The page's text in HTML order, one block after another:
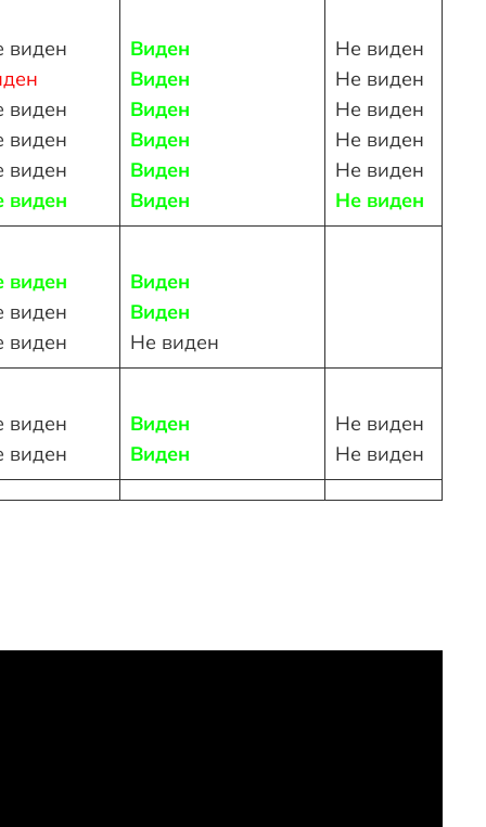
виден
виден
виден
виден
виден
Виден
Виден
Виден
Виден
Виден
Виден
Не виден
Не виден
Не виден
Не виден
Не виден
Не виден
виден
виден
виден
Виден
Виден
Не виден
виден
виден
Виден
Виден
Не виден
Не виден